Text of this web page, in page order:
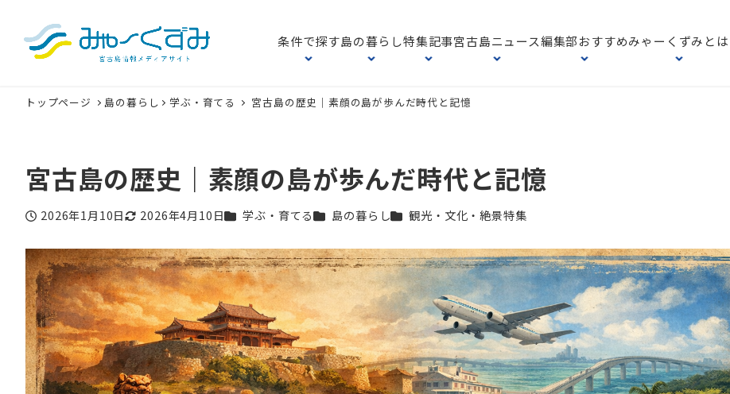
条件で探す島の暮らし特集記事宮古島ニュース編集部おすすめみゃーくずみとは
トップページ 島の暮らし 学ぶ・育てる 宮古島の歴史｜素顔の島が歩んだ時代と記憶
宮古島の歴史｜素顔の島が歩んだ時代と記憶
投稿日
2026年1月10日
更新日
2026年4月10日カテゴリー
学ぶ・育てるカテゴリー
島の暮らしカテゴリー
観光・文化・絶景特集